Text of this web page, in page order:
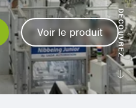
Voir le produit DÉCOUVREZ